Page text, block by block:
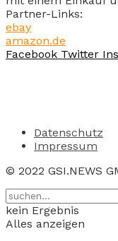
Partner-Links:
ebay
amazon.de
Facebook Twitter
Datenschutz
Impressum
© 2022 GSI.NEWS
kein Ergebnis
Alles anzeigen